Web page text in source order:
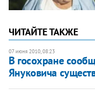
ЧИТАЙТЕ ТАКЖЕ
07 июня 2010, 08:23
В госохране
Януковича